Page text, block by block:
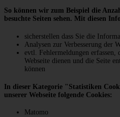
So können wir zum Beispiel die
besuchte Seiten sehen. Mit diesen
sicherstellen dass Sie die
Analysen zur Verbesserung der
evtl. Fehlermeldungen
Webseite dienen und die Seite
können
In dieser Kategorie "Statistiken
unserer Webseite folgende Cookies:
Matomo